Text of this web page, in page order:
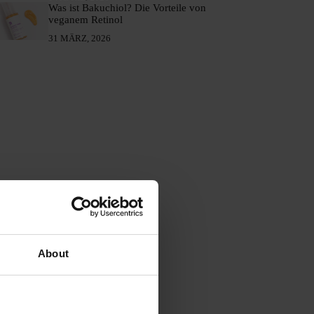
About
Was ist Bakuchiol? Die Vorteile von
veganem Retinol
31 MÄRZ, 2026